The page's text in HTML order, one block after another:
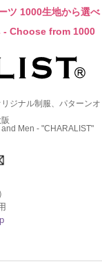
ツ 1000生地から選べ
Choose from 1000
ジナル制服、パターンオ
Men - "CHARALIST"